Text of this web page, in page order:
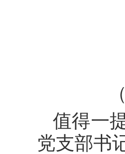
值得一
党支部书